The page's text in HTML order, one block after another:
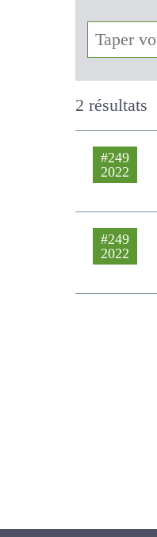
2 résultats
#249
2022
#249